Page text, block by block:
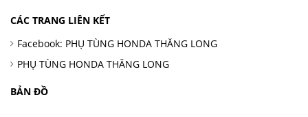
CÁC TRANG LIÊN KẾT
Facebook: PHỤ TÙNG HONDA THĂNG LONG
PHỤ TÙNG HONDA THĂNG LONG
BẢN ĐỒ